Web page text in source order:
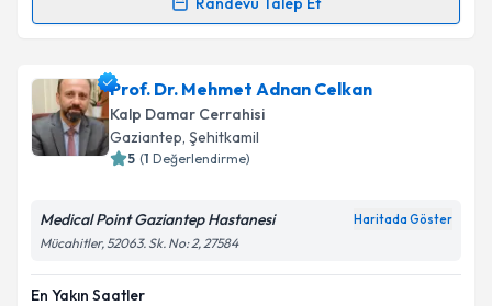
takvim hazırlandığında e-posta ile bilgilendireceğiz.
E-posta Adresiniz
Kişisel verilerimin işlenmesine ilişkin
kapsamda işlenmesini kabul ediyorum.
Prof. Dr. Mehmet Adnan Celkan
Kalp Damar Cerrahisi
Gaziantep, Şehitkamil
5 (1 Değerlendirme)
Medical Point Gaziantep Hastanesi Haritada Göster
Mücahitler, 52063. Sk. No: 2, 27584
En Yakın Saatler